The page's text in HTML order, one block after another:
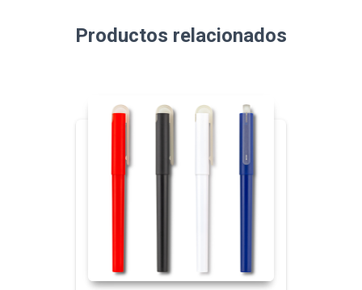
Productos relacionados